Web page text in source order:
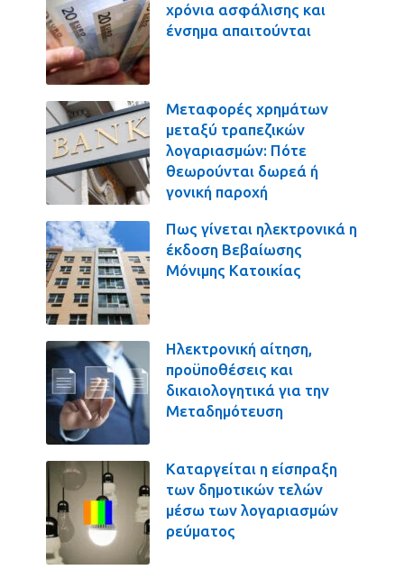
χρόνια ασφάλισης και
ένσημα απαιτούνται
Μεταφορές χρημάτων
μεταξύ τραπεζικών
λογαριασμών: Πότε
θεωρούνται δωρεά ή
γονική παροχή
Πως γίνεται ηλεκτρονικά η
έκδοση Βεβαίωσης
Μόνιμης Κατοικίας
Ηλεκτρονική αίτηση,
προϋποθέσεις και
δικαιολογητικά για την
Μεταδημότευση
Καταργείται η είσπραξη
των δημοτικών τελών
μέσω των λογαριασμών
ρεύματος